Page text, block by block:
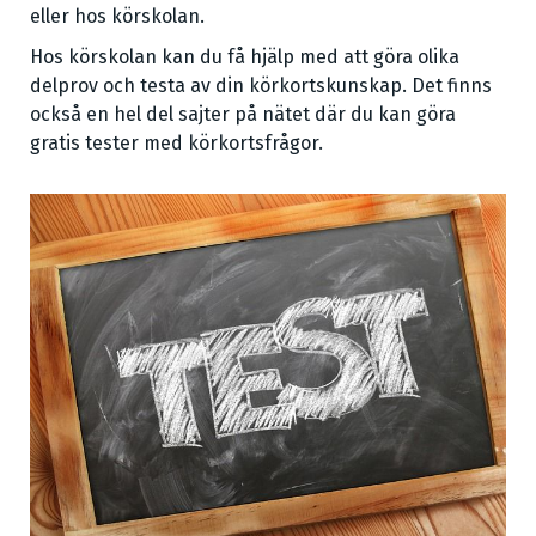
eller hos körskolan.
Hos körskolan kan du få hjälp med att göra olika
delprov och testa av din körkortskunskap. Det finns
också en hel del sajter på nätet där du kan göra
gratis tester med körkortsfrågor.